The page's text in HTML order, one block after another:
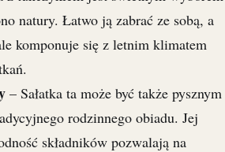
natury. Łatwo ją zabrać ze sobą, a
komponuje się z letnim klimatem
– Sałatka ta może być także pysznym
rodzinnego obiadu. Jej
składników pozwalają na